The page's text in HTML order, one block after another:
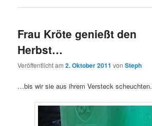
Frau Kröte genießt den
Herbst…
Veröffentlicht am2. Oktober 2011 vonSteph
…bis wir sie aus ihrem Versteck scheuchten.